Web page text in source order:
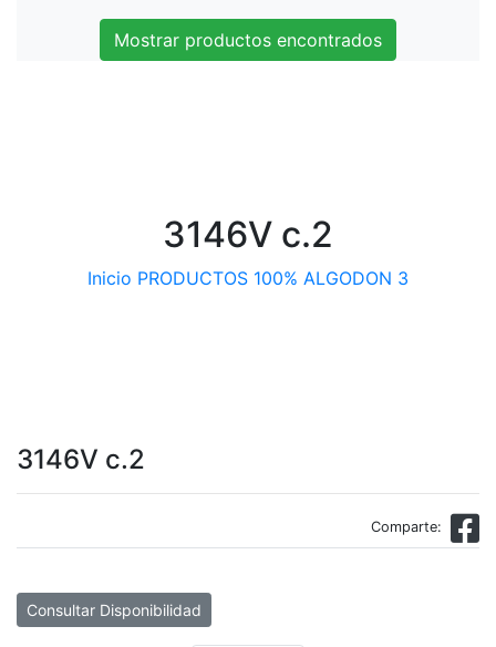
Mostrar productos encontrados
3146V c.2
Inicio PRODUCTOS 100% ALGODON 3
3146V c.2
Comparte:
Consultar Disponibilidad